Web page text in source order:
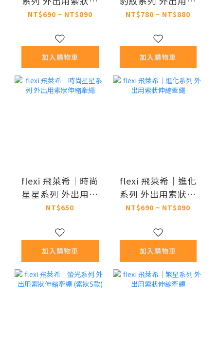
縮牽繩
NT$690 ~ NT$890
加入購物車
狀伸縮牽繩
NT$780 ~ NT$880
加入購物車
flexi 飛萊希｜時尚
星星系列 外出用索
狀伸縮牽繩
NT$650
加入購物車
flexi 飛萊希｜進化
系列 外出用索狀伸
縮牽繩
NT$690 ~ NT$890
加入購物車